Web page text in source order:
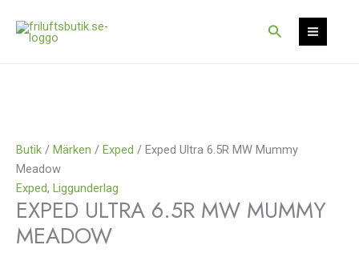
Sök
Butik / Märken / Exped / Exped Ultra 6.5R MW Mummy
Meadow
Exped, Liggunderlag
EXPED ULTRA 6.5R MW MUMMY
MEADOW
Rea!
ursprungliga
Rea!
ursprungliga
Rea!
ursprungliga